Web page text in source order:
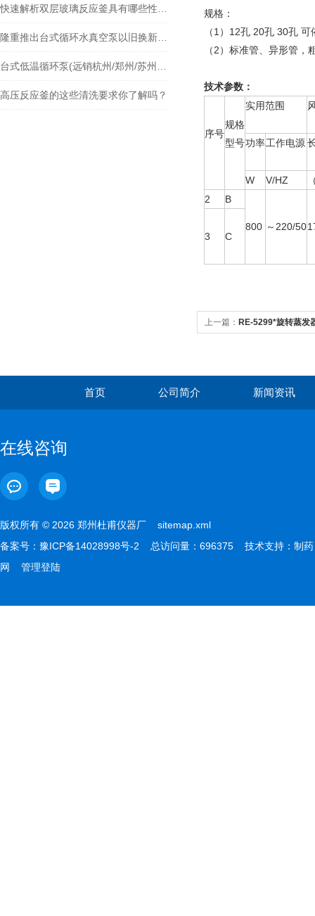
高压反应釜的这些清洗要求你了解吗？
规格：
（1）12孔 20孔 30孔
（2）标准管、异形管
技术参数：
序号
规格
型号
实用范围
功率工作电源
W V/HZ
2
B
800 ～220/50
3
C
上一篇： RE-5299*旋转蒸发
首页 公司简介 新闻资讯
在线咨询
版权所有 © 2026 郑州杜甫仪器厂 sitemap.xml
备案号： 豫ICP备14028998号-2 总访问量：696375 技术支持： 制药
网
管理登陆